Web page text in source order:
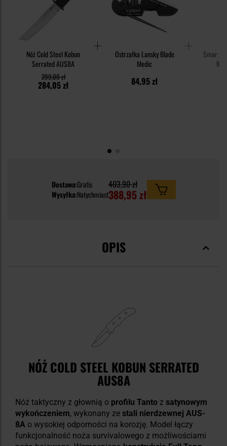
Nóż Cold Steel Kobun
Serrated AUS8A
284,05 zł
299,00 zł
Ostrzałka Lansky Blade
Medic
84,95 zł
Smar
Dostawa:Gratis
Wysyłka:Natychmiast
403,90 zł
388,95 zł
OPIS
NÓŻ COLD STEEL KOBUN SERRATED
AUS8A
Nóż taktyczny z głownią o profilu Tanto z satynowym
wykończeniem, wykonany ze stali nierdzewnej AUS-
8A o wysokiej odporności na korozję. Model łączy
funkcjonalność noża survivalowego z możliwościami